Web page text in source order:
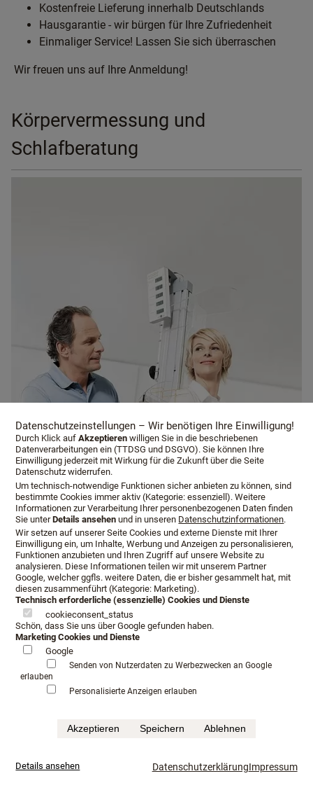
Kostenfreie Lieferung innerhalb Deutschlands
Hausgarantie - wir bürgen für Ihre Zufriedenheit
Einmaliger Service! Lassen Sie sich überraschen
Wir freuen uns auf Ihre Anmeldung!
Körpervermessung und
Schlafberatung
Guter Schlaf ist Maßarbeit.
Größe, Gewicht, Körperbau, Schlafgewohnheiten... Jeder
Mensch ist anderes.
Das Ergebnis ist ein Bettsystem, das genau der jeweiligen
Datenschutzeinstellungen – Wir benötigen Ihre Einwilligung!
Durch Klick aufAkzeptieren willigen Sie in die beschriebenen
Datenverarbeitungen ein (TTDSG und DSGVO). Sie können Ihre
Einwilligung jederzeit mit Wirkung für die Zukunft über die Seite
Datenschutz widerrufen.
Um technisch-notwendige Funktionen sicher anbieten zu können, sind
bestimmte Cookies immer aktiv (Kategorie: essenziell). Weitere
Informationen zur Verarbeitung Ihrer personenbezogenen Daten finden
Sie unterDetails ansehen und in unseren Datenschutzinformationen.
Wir setzen auf unserer Seite Cookies und externe Dienste mit Ihrer
Einwilligung ein, um Inhalte, Werbung und Anzeigen zu personalisieren,
Funktionen anzubieten und Ihren Zugriff auf unsere Website zu
analysieren. Diese Informationen teilen wir mit unserem Partner
Google, welcher ggfls. weitere Daten, die er bisher gesammelt hat, mit
diesen zusammenführt (Kategorie: Marketing).
Technisch erforderliche (essenzielle) Cookies und Dienste
cookieconsent_status
Schön, dass Sie uns über Google gefunden haben.
Marketing Cookies und Dienste
Google
Senden von Nutzerdaten zu Werbezwecken an Google
erlauben
Personalisierte Anzeigen erlauben
Akzeptieren Speichern Ablehnen
Details ansehen DatenschutzerklärungImpressum